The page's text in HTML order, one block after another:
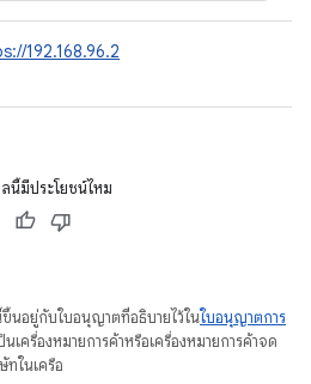
192.168.96.2
นี้มีประโยชน์ไหม
ขึ้นอยู่กับใบอนุญาตที่อธิบายไว้ในใบอนุญาตการ
เครื่องหมายการค้าหรือเครื่องหมายการค้าจด
ในเครือ